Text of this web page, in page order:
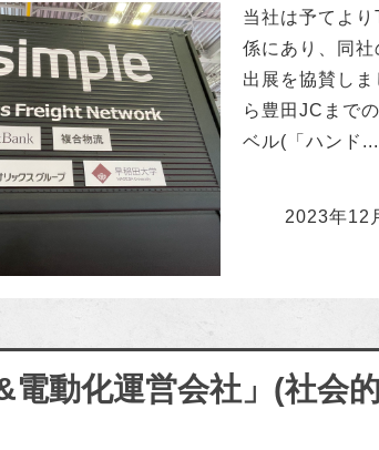
当社は予てよ
係にあり、同
出展を協賛し
ら豊田JCまで
ベル(「ハンド...
2023年12
電動化運営会社」(社会